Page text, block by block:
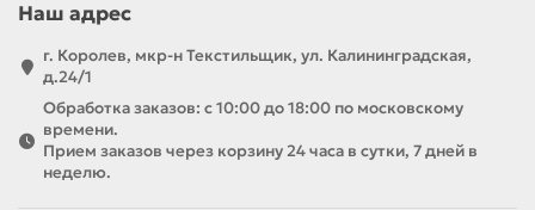
Наш адрес
г. Королев, мкр-н Текстильщик, ул. Калининградская,
д.24/1
Обработка заказов: с 10:00 до 18:00 по московскому
времени.
Прием заказов через корзину 24 часа в сутки, 7 дней в
неделю.